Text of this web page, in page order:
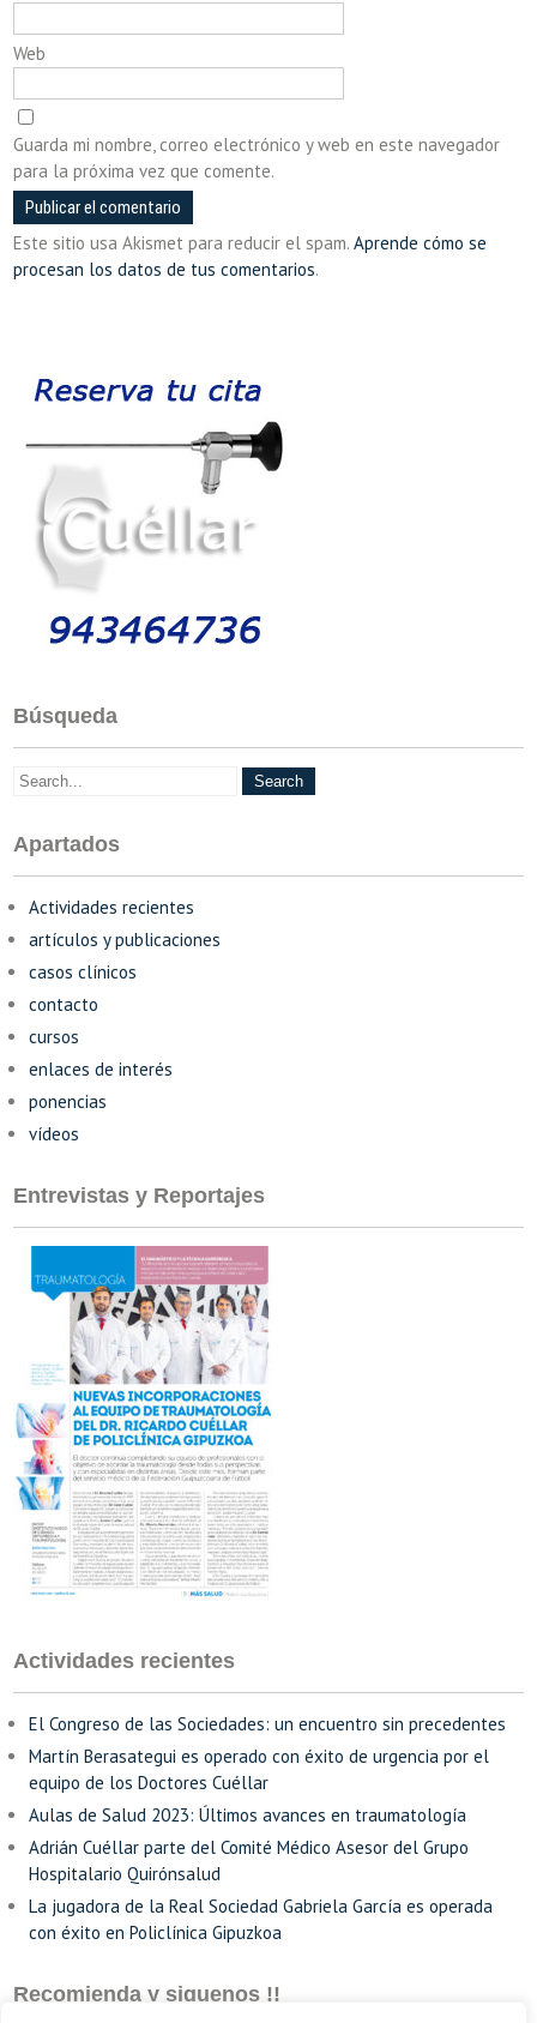
Web
Guarda mi nombre, correo electrónico y web en este navegador
para la próxima vez que comente.
Este sitio usa Akismet para reducir el spam.Aprende cómo se
procesan los datos de tus comentarios.
Búsqueda
Apartados
Actividades recientes
artículos y publicaciones
casos clínicos
contacto
cursos
enlaces de interés
ponencias
vídeos
Entrevistas y Reportajes
Actividades recientes
El Congreso de las Sociedades: un encuentro sin precedentes
Martín Berasategui es operado con éxito de urgencia por el
equipo de los Doctores Cuéllar
Aulas de Salud 2023: Últimos avances en traumatología
Adrián Cuéllar parte del Comité Médico Asesor del Grupo
Hospitalario Quirónsalud
La jugadora de la Real Sociedad Gabriela García es operada
con éxito en Policlínica Gipuzkoa
Recomienda y siguenos !!